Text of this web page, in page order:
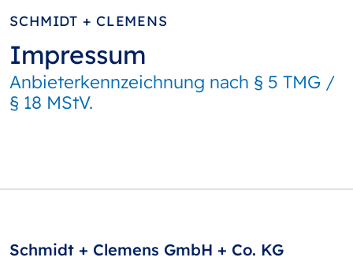
SCHMIDT + CLEMENS
Impressum
Anbieterkennzeichnung nach § 5 TMG /
§ 18 MStV.
Schmidt + Clemens GmbH + Co. KG